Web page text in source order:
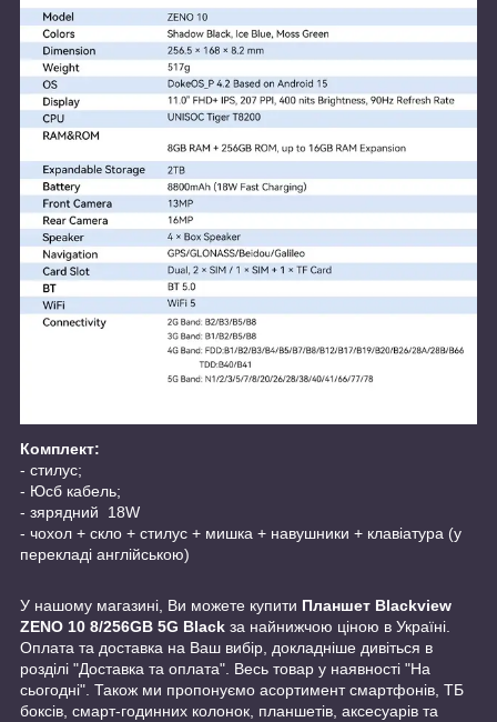
Комплект:
- стилус;
- Юсб кабель;
- зярядний 18W
- чохол + скло + стилус + мишка + навушники + клавіатура (у
перекладі англійською)
У нашому магазині, Ви можете купити Планшет Blackview
ZENO 10 8/256GB 5G Black за найнижчою ціною в Україні.
Оплата та доставка на Ваш вибір, докладніше дивіться в
розділі "Доставка та оплата". Весь товар у наявності "На
сьогодні". Також ми пропонуємо асортимент смартфонів, ТБ
боксів, смарт-годинних колонок, планшетів, аксесуарів та